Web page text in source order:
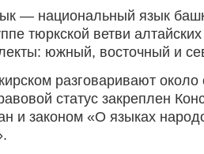
— наци­о­наль­ный язык
тюрк­ской вет­ви
южный, восточ­ный и
раз­го­ва­ри­ва­ют
ста­тус закреп­лен
и зако­ном «О язы­ках